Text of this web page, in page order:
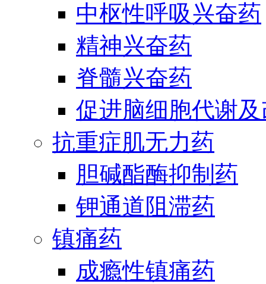
中枢性呼吸兴奋药
精神兴奋药
脊髓兴奋药
促进脑细胞代谢
抗重症肌无力药
胆碱酯酶抑制药
钾通道阻滞药
镇痛药
成瘾性镇痛药